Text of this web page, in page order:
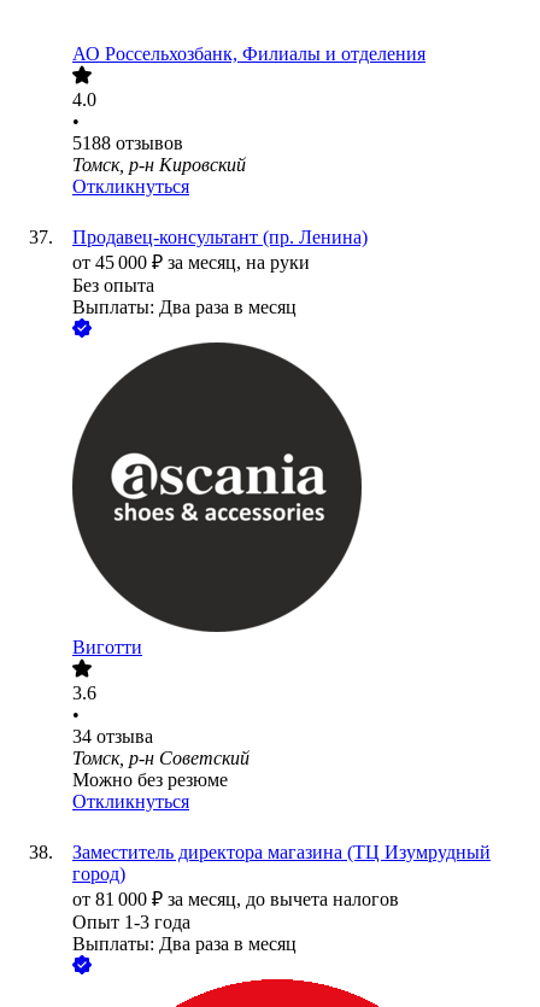
АО Россельхозбанк, Филиалы и отделения
4.0
•
5188 отзывов
Томск, р-н Кировский
Откликнуться
Продавец-консультант (пр. Ленина)
от 45 000 ₽ за месяц, на руки
Без опыта
Выплаты: Два раза в месяц
Виготти
3.6
•
34 отзыва
Томск, р-н Советский
Можно без резюме
Откликнуться
Заместитель директора магазина (ТЦ Изумрудный
город)
от 81 000 ₽ за месяц, до вычета налогов
Опыт 1-3 года
Выплаты: Два раза в месяц